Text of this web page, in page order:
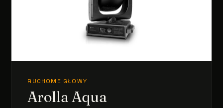
RUCHOME GŁOWY
Arolla Aqua